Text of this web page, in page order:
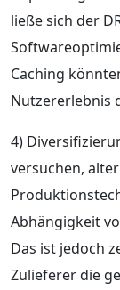
ließe sich der
Caching
Nutzererlebnis
4)
versuchen,
Abhängigkeit
Das ist jedoch
Zulieferer die